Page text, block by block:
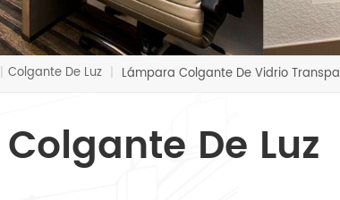
| Colgante De Luz | Lámpara Colgante De Vidrio
Colgante De Luz